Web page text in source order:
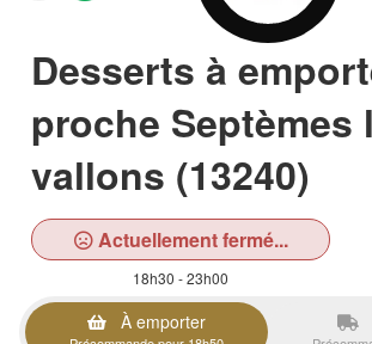
Desserts à
proche Septèmes
vallons (13240)
Actuellement fermé...
18h30 - 23h00
À emporter